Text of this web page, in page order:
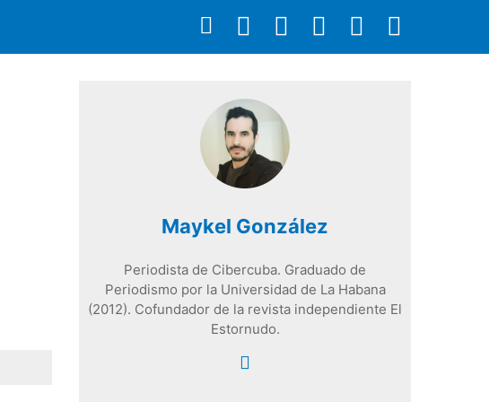
Maykel González
Periodista de Cibercuba. Graduado de
Periodismo por la Universidad de La Habana
(2012). Cofundador de la revista independiente El
Estornudo.